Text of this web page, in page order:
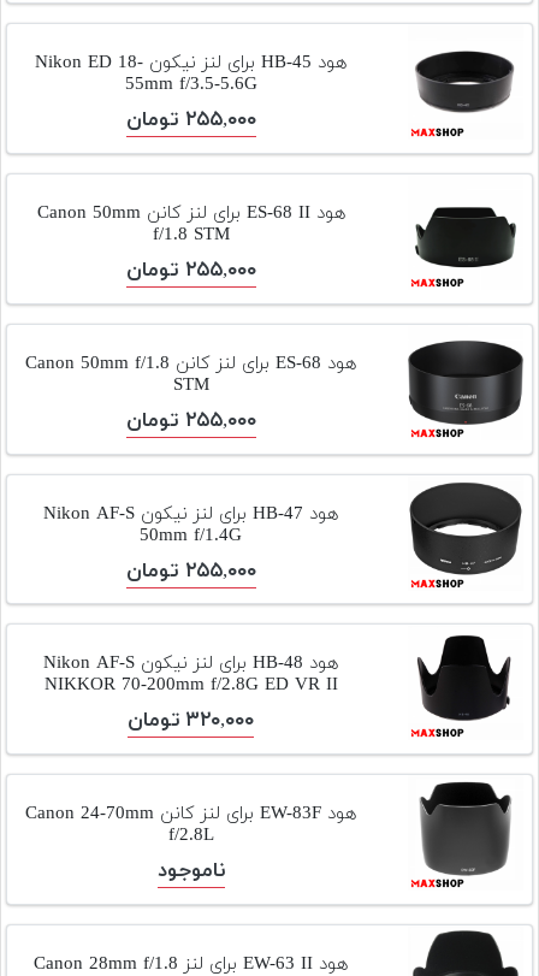
هود HB-45 برای لنز نیکون Nikon ED 18-
55mm f/3.5-5.6G
۲۵۵,۰۰۰ تومان
هود ES-68 II برای لنز کانن Canon 50mm
f/1.8 STM
۲۵۵,۰۰۰ تومان
هود ES-68 برای لنز کانن Canon 50mm f/1.8
STM
۲۵۵,۰۰۰ تومان
هود HB-47 برای لنز نیکون Nikon AF-S
50mm f/1.4G
۲۵۵,۰۰۰ تومان
هود HB-48 برای لنز نیکون Nikon AF-S
NIKKOR 70-200mm f/2.8G ED VR II
۳۲۰,۰۰۰ تومان
هود EW-83F برای لنز کانن Canon 24-70mm
f/2.8L
ناموجود
هود EW-63 II برای لنز Canon 28mm f/1.8